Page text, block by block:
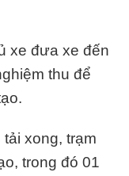
xe đưa xe đến
thu để
xong, trạm
trong đó 01